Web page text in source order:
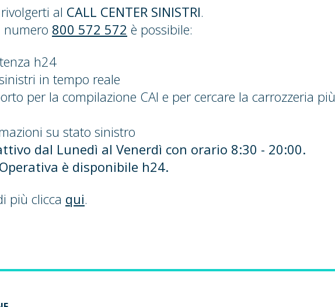
al CALL CENTER SINISTRI.
numero 800 572 572 è possibile:
h24
in tempo reale
per la compilazione CAI e per cercare la carrozzeria più
su stato sinistro
dal Lunedì al Venerdì con orario 8:30 - 20:00.
è disponibile h24.
più clicca qui.